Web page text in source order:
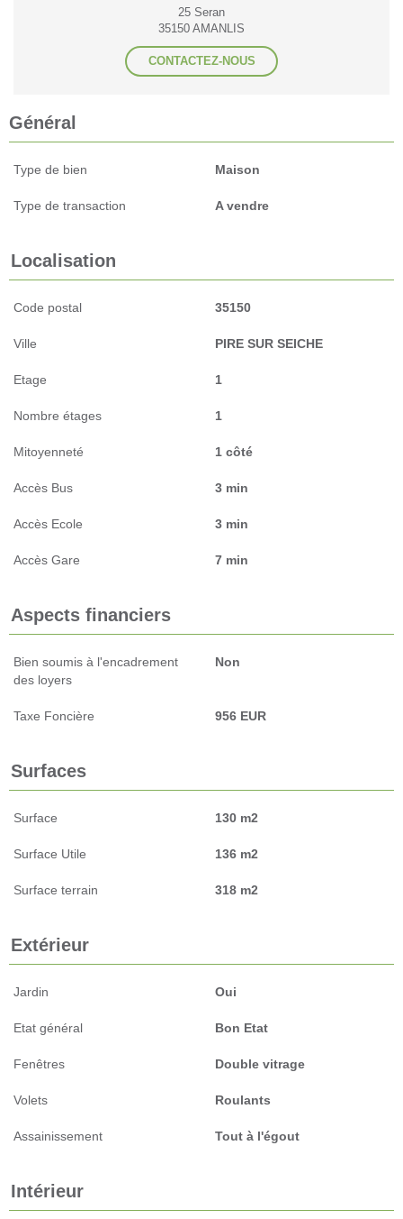
25 Seran
35150 AMANLIS
CONTACTEZ-NOUS
Général
Type de bien Maison
Type de transaction A vendre
Localisation
Code postal 35150
Ville PIRE SUR SEICHE
Etage 1
Nombre étages 1
Mitoyenneté 1 côté
Accès Bus 3 min
Accès Ecole 3 min
Accès Gare 7 min
Aspects financiers
Bien soumis à l'encadrement
des loyers
Non
Taxe Foncière 956 EUR
Surfaces
Surface 130 m2
Surface Utile 136 m2
Surface terrain 318 m2
Extérieur
Jardin Oui
Etat général Bon Etat
Fenêtres Double vitrage
Volets Roulants
Assainissement Tout à l'égout
Intérieur